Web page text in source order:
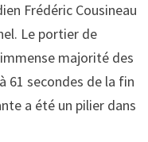
Frédéric Cousineau
Le portier de
majorité des
61 secondes de la fin
a été un pilier dans